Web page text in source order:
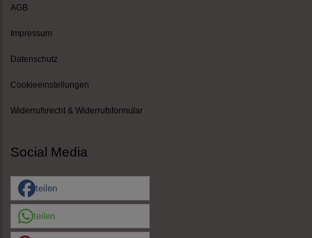
AGB
Impressum
Datenschutz
Cookieeinstellungen
Widerrufsrecht & Widerrufsformular
Social Media
teilen
teilen